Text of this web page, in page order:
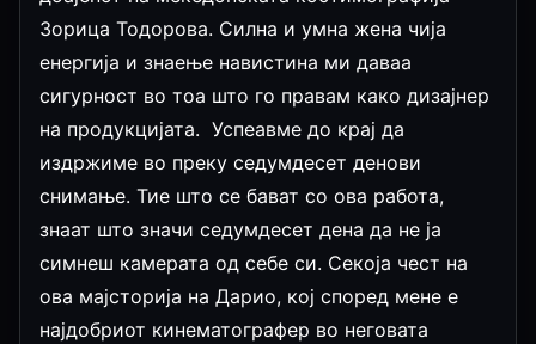
Зорица Тодорова. Силна и умна жена чија
енергија и знаење навистина ми даваа
сигурност во тоа што го правам како дизајнер
на продукцијата. Успеавме до крај да
издржиме во преку седумдесет денови
снимање. Тие што се бават со ова работа,
знаат што значи седумдесет дена да не ја
симнеш камерата од себе си. Секоја чест на
ова мајсторија на Дарио, кој според мене е
најдобриот кинематографер во неговата